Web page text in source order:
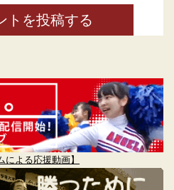
トを投稿する
による応援動画】